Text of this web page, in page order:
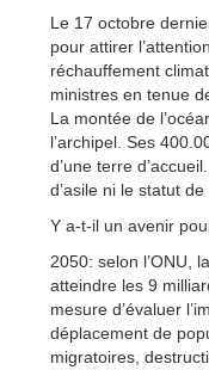
Le 17 octobre
pour attirer
réchauffement
ministres en tenue
La montée de
l’archipel. Ses
d’une terre
d’asile ni le statut
Y a-t-il un avenir
2050: selon l’ONU,
atteindre les 9
mesure d’évaluer
déplacement de
migratoires,